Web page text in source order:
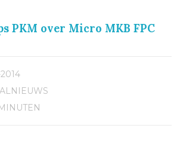
PKM over Micro MKB FPC